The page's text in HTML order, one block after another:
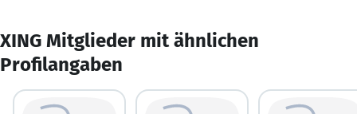
XING Mitglieder mit ähnlichen
Profilangaben